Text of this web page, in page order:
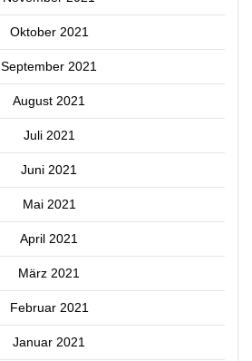
Oktober 2021
September 2021
August 2021
Juli 2021
Juni 2021
Mai 2021
April 2021
März 2021
Februar 2021
Januar 2021